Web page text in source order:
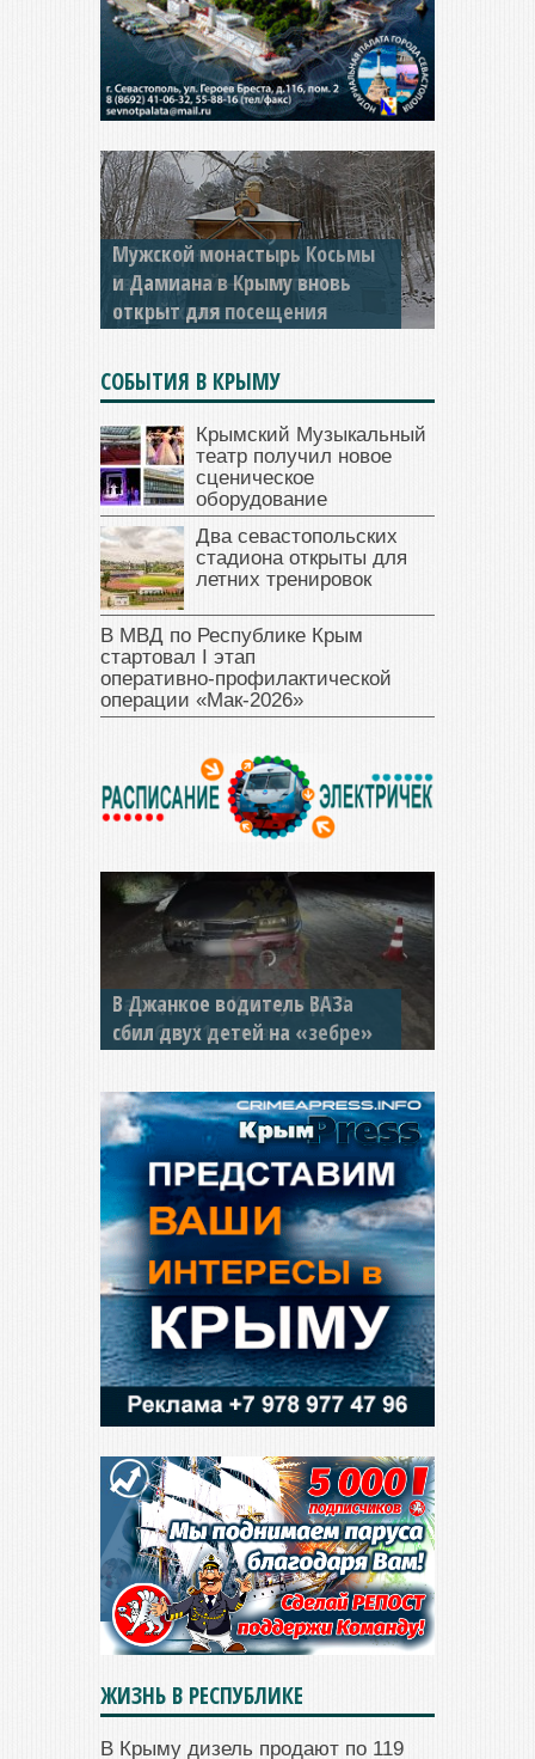
Мужской монастырь Косьмы
и Дамиана в Крыму вновь
открыт для посещения
СОБЫТИЯ В КРЫМУ
Крымский Музыкальный
театр получил новое
сценическое
оборудование
Два севастопольских
стадиона открыты для
летних тренировок
В МВД по Республике Крым
стартовал I этап
оперативно‑профилактической
операции «Мак‑2026»
В Джанкое водитель ВАЗа
сбил двух детей на «зебре»
ЖИЗНЬ В РЕСПУБЛИКЕ
В Крыму дизель продают по 119